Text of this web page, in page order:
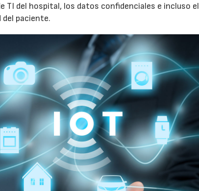
TI del hospital, los datos confidenciales e incluso el
paciente.